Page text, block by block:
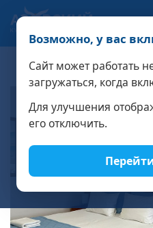
Возможно, у вас
Сайт может работать
загружаться, когда
Для улучшения
его отключить.